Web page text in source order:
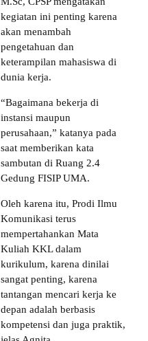
kegiatan ini penting karena
akan menambah
pengetahuan dan
keterampilan mahasiswa di
dunia kerja.
“Bagaimana bekerja di
instansi maupun
perusahaan,” katanya pada
saat memberikan kata
sambutan di Ruang 2.4
Gedung FISIP UMA.
Oleh karena itu, Prodi Ilmu
Komunikasi terus
mempertahankan Mata
Kuliah KKL dalam
kurikulum, karena dinilai
sangat penting, karena
tantangan mencari kerja ke
depan adalah berbasis
kompetensi dan juga praktik,